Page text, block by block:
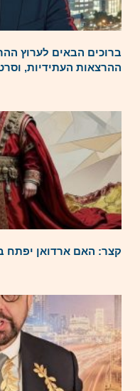
ברוכים הבאים לערוץ
ההרצאות העתידיות,
קצר: האם ארדואן יפתח